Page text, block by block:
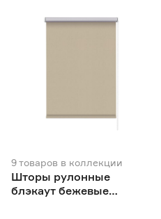
9товаров в коллекции
Шторы рулонные
блэкаут бежевые